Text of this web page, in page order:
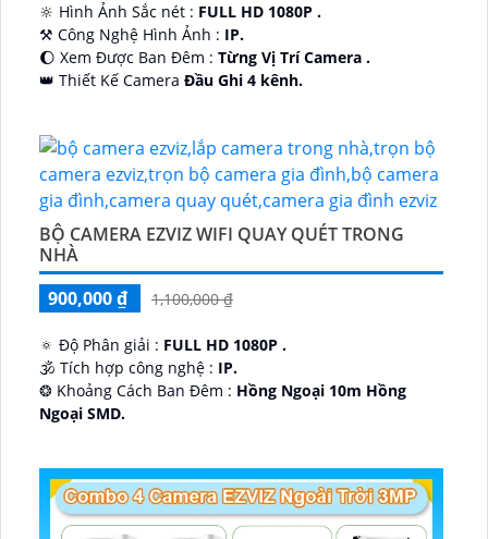
🔆 Hình Ảnh Sắc nét : FULL HD 1080P .
⚒ Công Nghệ Hình Ảnh : IP.
🌔 Xem Được Ban Đêm : Từng Vị Trí Camera .
👑 Thiết Kế Camera Đầu Ghi 4 kênh.
BỘ CAMERA EZVIZ WIFI QUAY QUÉT TRONG
NHÀ
900,000 ₫
1,100,000 ₫
🔅 Độ Phân giải : FULL HD 1080P .
🕉️ Tích hợp công nghệ : IP.
❂ Khoảng Cách Ban Đêm : Hồng Ngoại 10m Hồng
Ngoại SMD.